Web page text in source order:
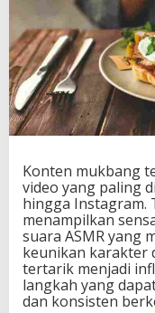
Konten mukbang
video yang paling
hingga Instagram.
menampilkan
suara ASMR yang
keunikan karakter
tertarik menjadi
langkah yang
dan konsisten